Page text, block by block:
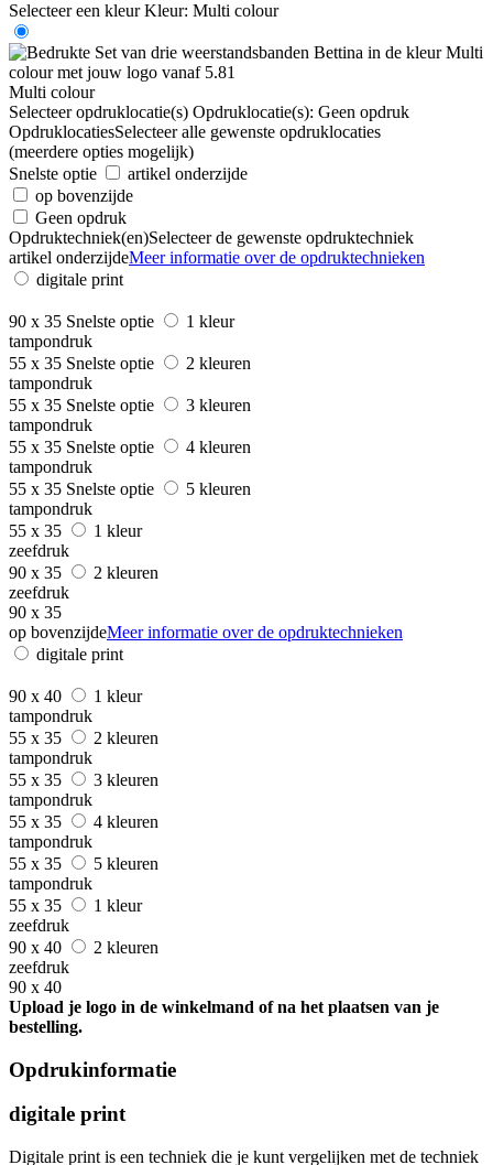
Selecteer een kleur Kleur: Multi colour
Multi colour
Selecteer opdruklocatie(s) Opdruklocatie(s): Geen opdruk
OpdruklocatiesSelecteer alle gewenste opdruklocaties
(meerdere opties mogelijk)
Snelste optie
artikel onderzijde
op bovenzijde
Geen opdruk
Opdruktechniek(en)Selecteer de gewenste opdruktechniek
artikel onderzijdeMeer informatie over de opdruktechnieken
digitale print
90 x 35 Snelste optie
1 kleur
tampondruk
55 x 35 Snelste optie
2 kleuren
tampondruk
55 x 35 Snelste optie
3 kleuren
tampondruk
55 x 35 Snelste optie
4 kleuren
tampondruk
55 x 35 Snelste optie
5 kleuren
tampondruk
55 x 35
1 kleur
zeefdruk
90 x 35
2 kleuren
zeefdruk
90 x 35
op bovenzijdeMeer informatie over de opdruktechnieken
digitale print
90 x 40
1 kleur
tampondruk
55 x 35
2 kleuren
tampondruk
55 x 35
3 kleuren
tampondruk
55 x 35
4 kleuren
tampondruk
55 x 35
5 kleuren
tampondruk
55 x 35
1 kleur
zeefdruk
90 x 40
2 kleuren
zeefdruk
90 x 40
Upload je logo in de winkelmand of na het plaatsen van je
bestelling.
Opdrukinformatie
digitale print
Digitale print is een techniek die je kunt vergelijken met de techniek